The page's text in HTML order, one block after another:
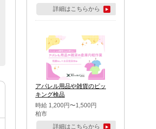
詳細はこちらから
アパレル用品や雑貨のピッ
キング検品
時給 1,200円〜1,500円
柏市
詳細はこちらから